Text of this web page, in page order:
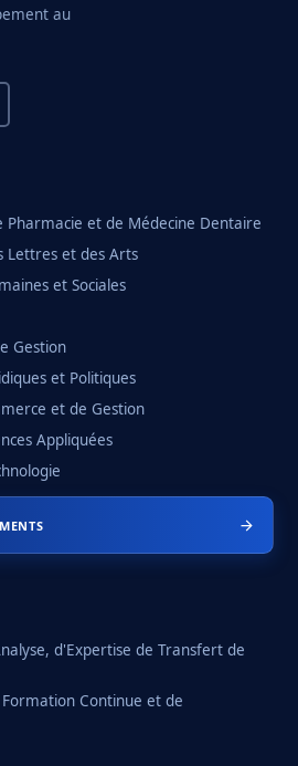
au
Pharmacie et de Médecine Dentaire
Lettres et des Arts
et Sociales
Gestion
et Politiques
et de Gestion
Appliquées
d'Expertise de Transfert de
Continue et de